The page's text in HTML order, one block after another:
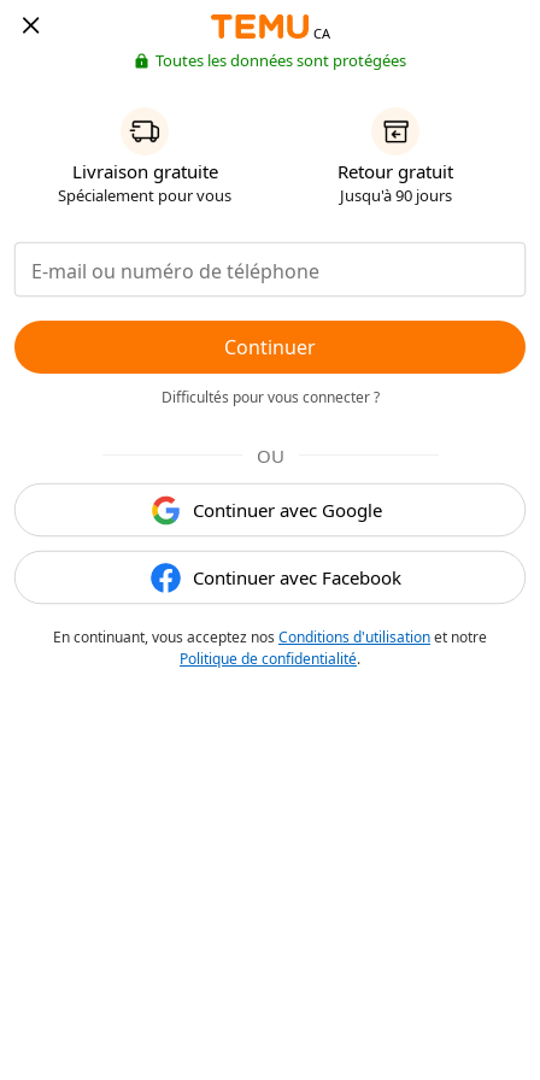
CA
Toutes les données sont protégées
Livraison gratuite
Spécialement pour vous
Retour gratuit
Jusqu'à 90 jours
Continuer
Difficultés pour vous connecter ?
OU
Continuer avec Google
Continuer avec Facebook
En continuant, vous acceptez nos Conditions d'utilisationet notre
Politique de confidentialité.